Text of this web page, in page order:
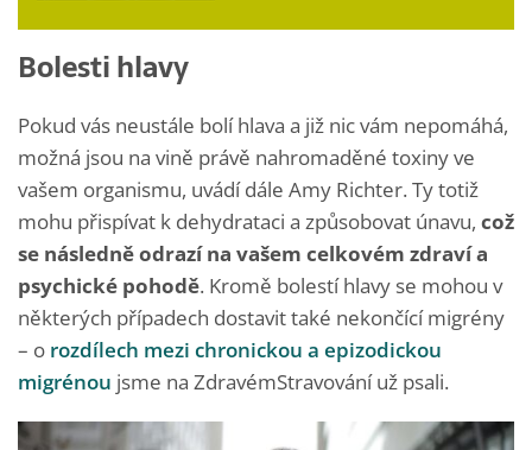
Bolesti hlavy
Pokud vás neustále bolí hlava a již nic vám nepomáhá,
možná jsou na vině právě nahromaděné toxiny ve
vašem organismu, uvádí dále Amy Richter. Ty totiž
mohu přispívat k dehydrataci a způsobovat únavu, což
se následně odrazí na vašem celkovém zdraví a
psychické pohodě. Kromě bolestí hlavy se mohou v
některých případech dostavit také nekončící migrény
– o rozdílech mezi chronickou a epizodickou
migrénou jsme na ZdravémStravování už psali.